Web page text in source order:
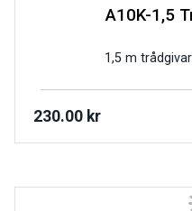
A10K-1,5
1,5 m
230.00 kr